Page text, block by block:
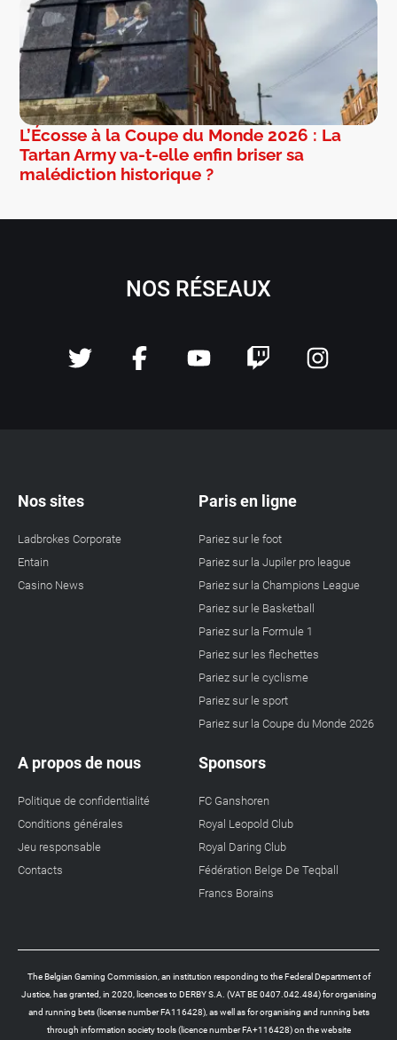
L’Écosse à la Coupe du Monde 2026 : La
Tartan Army va-t-elle enfin briser sa
malédiction historique ?
NOS RÉSEAUX
Nos sites
Ladbrokes Corporate
Entain
Casino News
Paris en ligne
Pariez sur le foot
Pariez sur la Jupiler pro league
Pariez sur la Champions League
Pariez sur le Basketball
Pariez sur la Formule 1
Pariez sur les flechettes
Pariez sur le cyclisme
Pariez sur le sport
Pariez sur la Coupe du Monde 2026
A propos de nous
Politique de confidentialité
Conditions générales
Jeu responsable
Contacts
Sponsors
FC Ganshoren
Royal Leopold Club
Royal Daring Club
Fédération Belge De Teqball
Francs Borains
The Belgian Gaming Commission, an institution responding to the Federal Department of
Justice, has granted, in 2020, licences to DERBY S.A. (VAT BE 0407.042.484) for organising
and running bets (license number FA116428), as well as for organising and running bets
through information society tools (licence number FA+116428) on the website